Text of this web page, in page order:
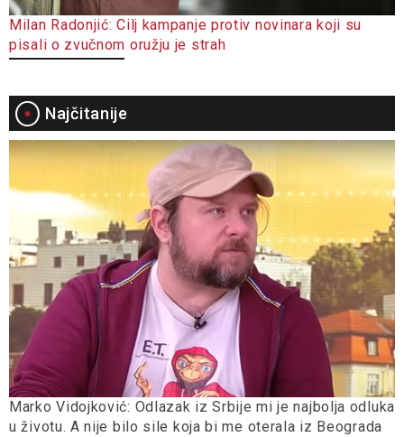
Milan Radonjić: Cilj kampanje protiv novinara koji su
pisali o zvučnom oružju je strah
Najčitanije
Marko Vidojković: Odlazak iz Srbije mi je najbolja odluka
u životu. A nije bilo sile koja bi me oterala iz Beograda